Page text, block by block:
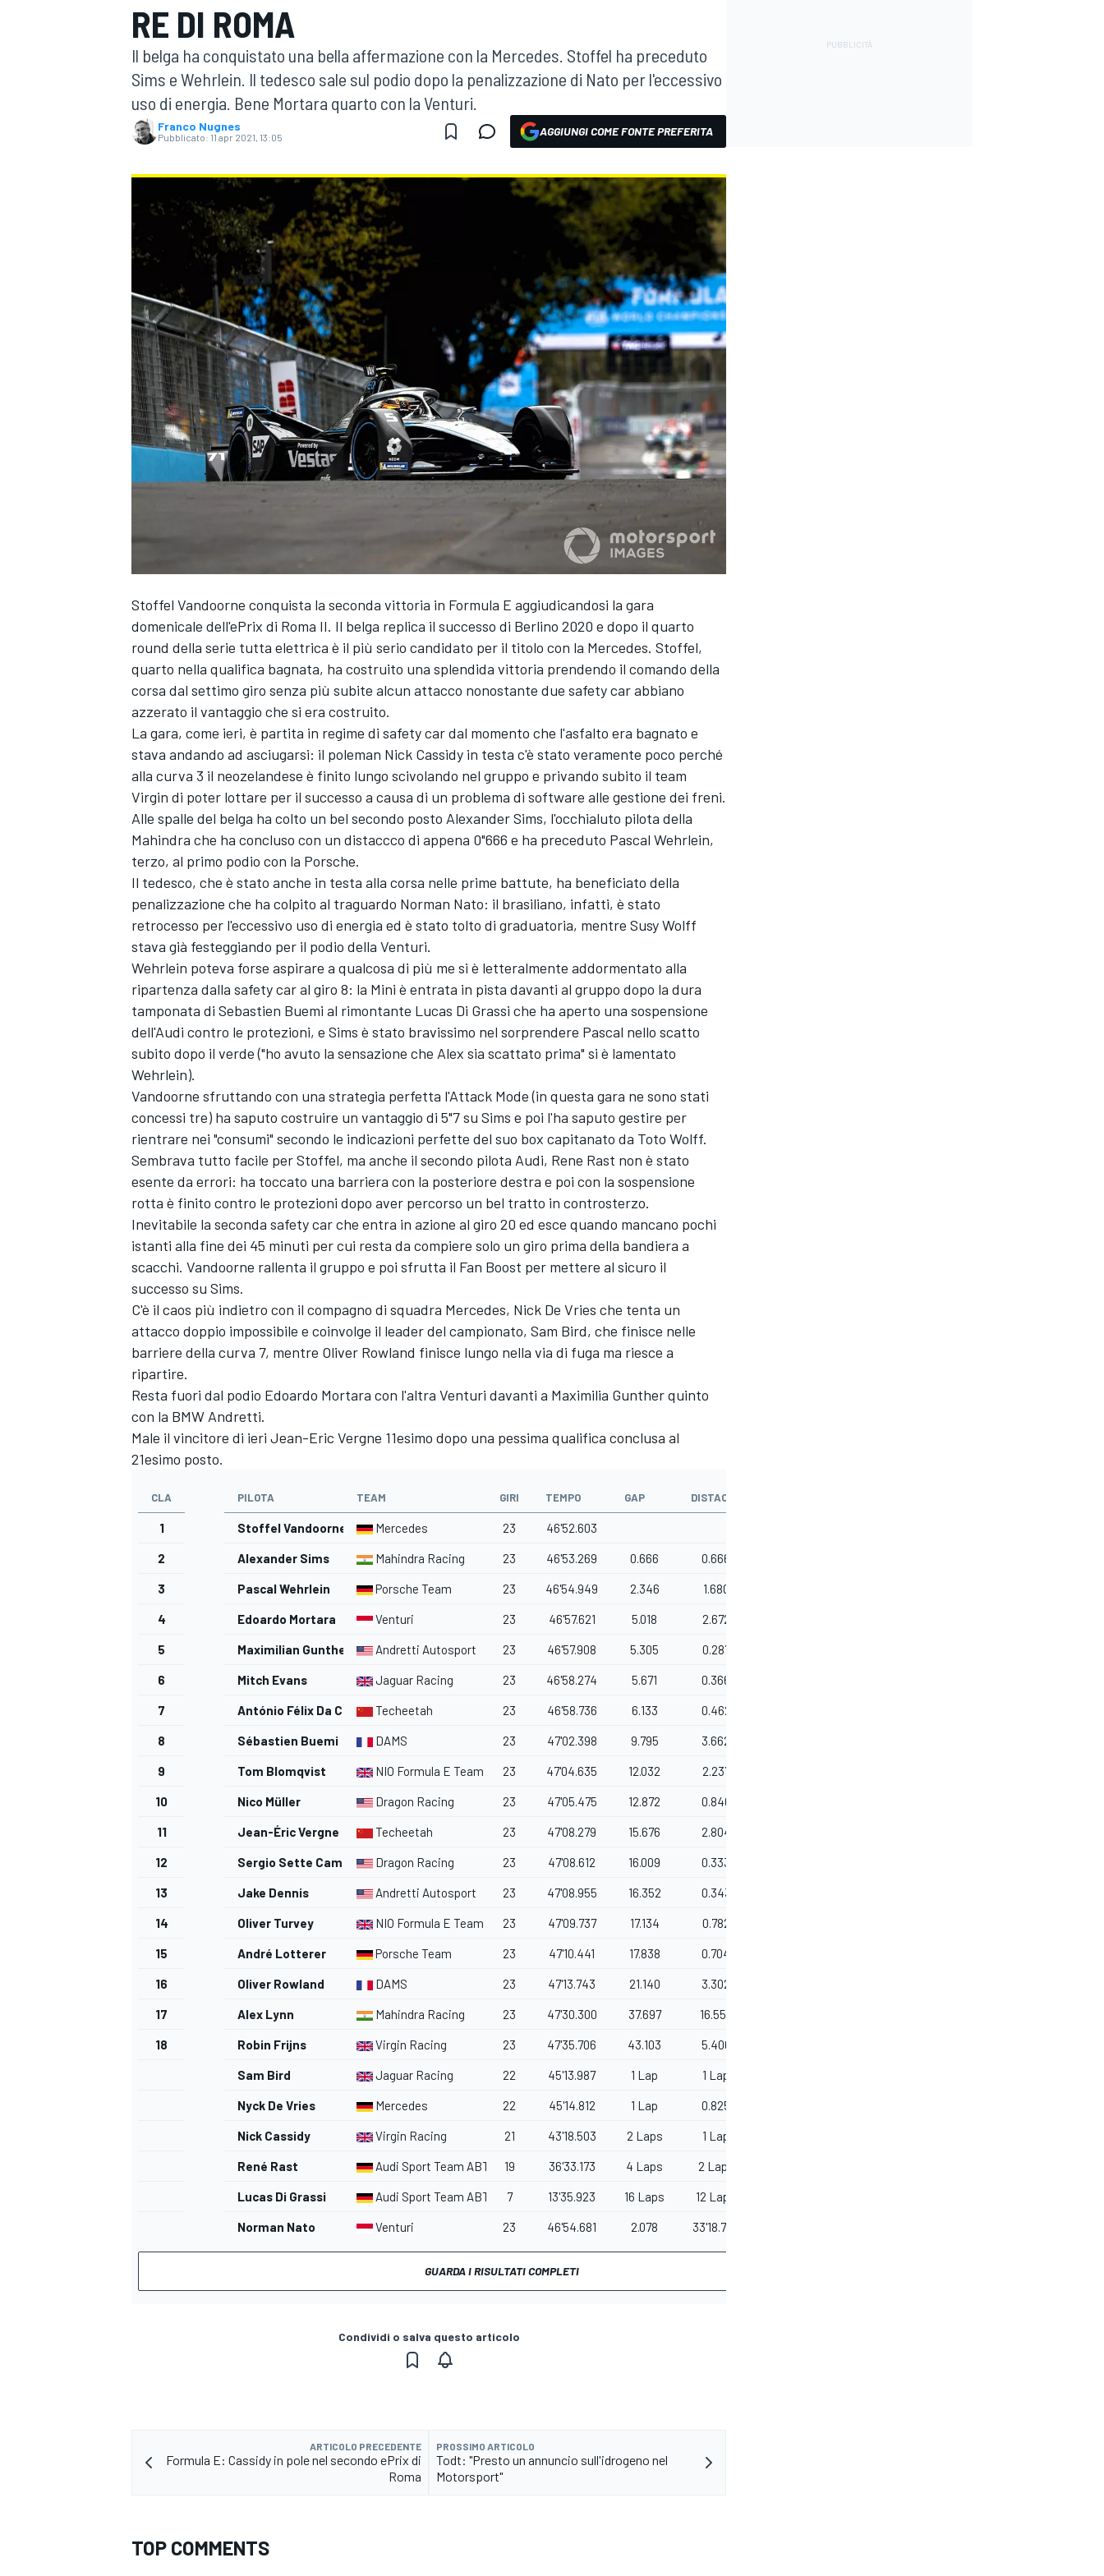
MOTOGP
WRC
MONOPOSTO
ENDURANCE/GT
RE DI ROMA
Il belga ha conquistato una bella affermazione con la Mercedes. Stoffel ha preceduto
Sims e Wehrlein. Il tedesco sale sul podio dopo la penalizzazione di Nato per l'eccessivo
uso di energia. Bene Mortara quarto con la Venturi.
Franco Nugnes
Pubblicato: 11 apr 2021, 13:05 AGGIUNGI COME FONTE PREFERITA
Stoffel Vandoorne conquista la seconda vittoria in Formula E aggiudicandosi la gara
domenicale dell'ePrix di Roma II. Il belga replica il successo di Berlino 2020 e dopo il quarto
round della serie tutta elettrica è il più serio candidato per il titolo con la Mercedes. Stoffel,
quarto nella qualifica bagnata, ha costruito una splendida vittoria prendendo il comando della
corsa dal settimo giro senza più subite alcun attacco nonostante due safety car abbiano
azzerato il vantaggio che si era costruito.
La gara, come ieri, è partita in regime di safety car dal momento che l'asfalto era bagnato e
stava andando ad asciugarsi: il poleman Nick Cassidy in testa c'è stato veramente poco perché
alla curva 3 il neozelandese è finito lungo scivolando nel gruppo e privando subito il team
Virgin di poter lottare per il successo a causa di un problema di software alle gestione dei freni.
Alle spalle del belga ha colto un bel secondo posto Alexander Sims, l'occhialuto pilota della
Mahindra che ha concluso con un distaccco di appena 0"666 e ha preceduto Pascal Wehrlein,
terzo, al primo podio con la Porsche.
Il tedesco, che è stato anche in testa alla corsa nelle prime battute, ha beneficiato della
penalizzazione che ha colpito al traguardo Norman Nato: il brasiliano, infatti, è stato
retrocesso per l'eccessivo uso di energia ed è stato tolto di graduatoria, mentre Susy Wolff
stava già festeggiando per il podio della Venturi.
Wehrlein poteva forse aspirare a qualcosa di più me si è letteralmente addormentato alla
ripartenza dalla safety car al giro 8: la Mini è entrata in pista davanti al gruppo dopo la dura
tamponata di Sebastien Buemi al rimontante Lucas Di Grassi che ha aperto una sospensione
dell'Audi contro le protezioni, e Sims è stato bravissimo nel sorprendere Pascal nello scatto
subito dopo il verde ("ho avuto la sensazione che Alex sia scattato prima" si è lamentato
Wehrlein).
Vandoorne sfruttando con una strategia perfetta l'Attack Mode (in questa gara ne sono stati
concessi tre) ha saputo costruire un vantaggio di 5"7 su Sims e poi l'ha saputo gestire per
rientrare nei "consumi" secondo le indicazioni perfette del suo box capitanato da Toto Wolff.
Sembrava tutto facile per Stoffel, ma anche il secondo pilota Audi, Rene Rast non è stato
esente da errori: ha toccato una barriera con la posteriore destra e poi con la sospensione
rotta è finito contro le protezioni dopo aver percorso un bel tratto in controsterzo.
Inevitabile la seconda safety car che entra in azione al giro 20 ed esce quando mancano pochi
istanti alla fine dei 45 minuti per cui resta da compiere solo un giro prima della bandiera a
scacchi. Vandoorne rallenta il gruppo e poi sfrutta il Fan Boost per mettere al sicuro il
successo su Sims.
C'è il caos più indietro con il compagno di squadra Mercedes, Nick De Vries che tenta un
attacco doppio impossibile e coinvolge il leader del campionato, Sam Bird, che finisce nelle
barriere della curva 7, mentre Oliver Rowland finisce lungo nella via di fuga ma riesce a
ripartire.
Resta fuori dal podio Edoardo Mortara con l'altra Venturi davanti a Maximilia Gunther quinto
con la BMW Andretti.
Male il vincitore di ieri Jean-Eric Vergne 11esimo dopo una pessima qualifica conclusa al
21esimo posto.
CLA PILOTA TEAM GIRI TEMPO GAP DISTACCO
1 Stoffel Vandoorne Mercedes 23 46'52.603
2 Alexander Sims Mahindra Racing 23 46'53.269 0.666 0.666
3 Pascal Wehrlein Porsche Team 23 46'54.949 2.346 1.680
4 Edoardo Mortara Venturi 23 46'57.621 5.018 2.672
5 Maximilian Gunther Andretti Autosport 23 46'57.908 5.305 0.287
6 Mitch Evans Jaguar Racing 23 46'58.274 5.671 0.366
7 António Félix Da Costa Techeetah 23 46'58.736 6.133 0.462
8 Sébastien Buemi DAMS 23 47'02.398 9.795 3.662
9 Tom Blomqvist NIO Formula E Team 23 47'04.635 12.032 2.237
10 Nico Müller Dragon Racing 23 47'05.475 12.872 0.840
11 Jean-Éric Vergne Techeetah 23 47'08.279 15.676 2.804
12 Sergio Sette Camara Dragon Racing 23 47'08.612 16.009 0.333
13 Jake Dennis Andretti Autosport 23 47'08.955 16.352 0.343
14 Oliver Turvey NIO Formula E Team 23 47'09.737 17.134 0.782
15 André Lotterer Porsche Team 23 47'10.441 17.838 0.704
16 Oliver Rowland DAMS 23 47'13.743 21.140 3.302
17 Alex Lynn Mahindra Racing 23 47'30.300 37.697 16.557
18 Robin Frijns Virgin Racing 23 47'35.706 43.103 5.406
Sam Bird Jaguar Racing 22 45'13.987 1 Lap 1 Lap
Nyck De Vries Mercedes 22 45'14.812 1 Lap 0.825
Nick Cassidy Virgin Racing 21 43'18.503 2 Laps 1 Lap
René Rast Audi Sport Team ABT 19 36'33.173 4 Laps 2 Laps
Lucas Di Grassi Audi Sport Team ABT 7 13'35.923 16 Laps 12 Laps
Norman Nato Venturi 23 46'54.681 2.078 33'18.758
GUARDA I RISULTATI COMPLETI
Condividi o salva questo articolo
ARTICOLO PRECEDENTE
Formula E: Cassidy in pole nel secondo ePrix di
Roma
PROSSIMO ARTICOLO
Todt: "Presto un annuncio sull'idrogeno nel
Motorsport"
TOP COMMENTS